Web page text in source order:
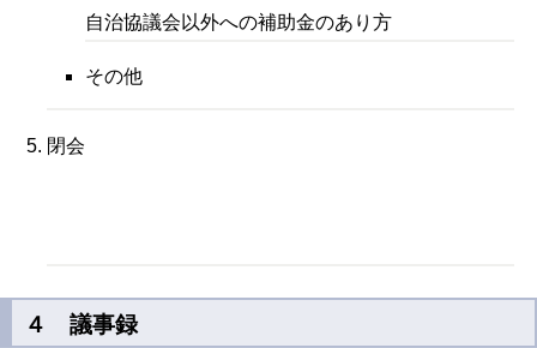
自治協議会以外への補助金のあり方
その他
閉会
４ 議事録